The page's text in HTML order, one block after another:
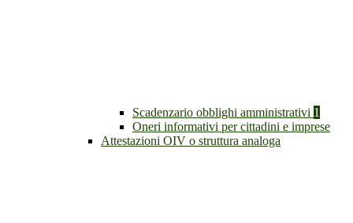
Scadenzario obblighi amministrativi 1
Oneri informativi per cittadini e imprese
Attestazioni OIV o struttura analoga